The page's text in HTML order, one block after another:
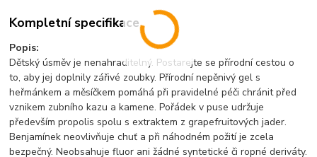
Kompletní specifikace
Popis:
Dětský úsměv je nenahraditelný. Postarejte se přírodní cestou o
to, aby jej doplnily zářivé zoubky. Přírodní nepěnivý gel s
heřmánkem a měsíčkem pomáhá při pravidelné péči chránit před
vznikem zubního kazu a kamene. Pořádek v puse udržuje
především propolis spolu s extraktem z grapefruitových jader.
Benjamínek neovlivňuje chuť a při náhodném požití je zcela
bezpečný. Neobsahuje fluor ani žádné syntetické či ropné deriváty.